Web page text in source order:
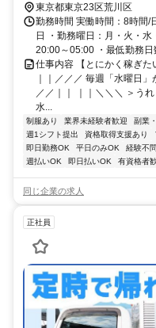
東京都東京23区荒川区
勤務時間 実働時間：8時間/
日 ・勤務曜日：月・火・
20:00～05:00 ・最低勤務日
仕事内容 【とにかく稼ぎた
｜｜／／／ 毎週「水曜日
／／｜｜ ｜｜＼＼＼ ＞う
水...
制服あり 業界未経験者歓迎 副業
週1シフト提出
資格取得支援あり
即日勤務OK
平日のみOK 経験不問
週払いOK
即日払いOK 有資格者
同じ企業の求人
正社員